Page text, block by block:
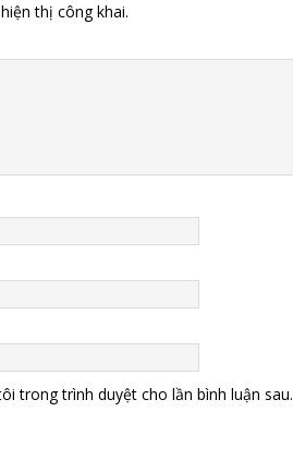
thị công khai.
trong trình duyệt cho lần bình luận sau.